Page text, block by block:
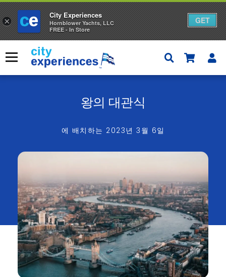
로
메뉴
왕의 대관식
에 배치하는 2023년 3월 6일
×
City Experiences
Hornblower Yachts, LLC
FREE - In Store
GET